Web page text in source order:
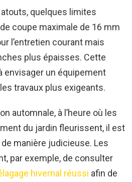
quelques limites
coupe maximale de 16 mm
l’entretien courant mais
plus épaisses. Cette
envisager un équipement
travaux plus exigeants.
automnale, à l’heure où les
du jardin fleurissent, il est
manière judicieuse. Les
par exemple, de consulter
hivernal réussi afin de